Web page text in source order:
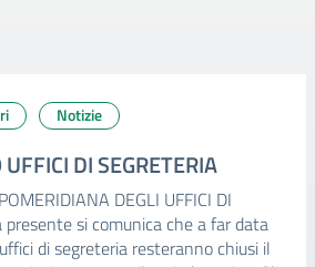
Notizie
DI SEGRETERIA
DEGLI UFFICI DI
presente si comunica che a far data
di segreteria resteranno chiusi il